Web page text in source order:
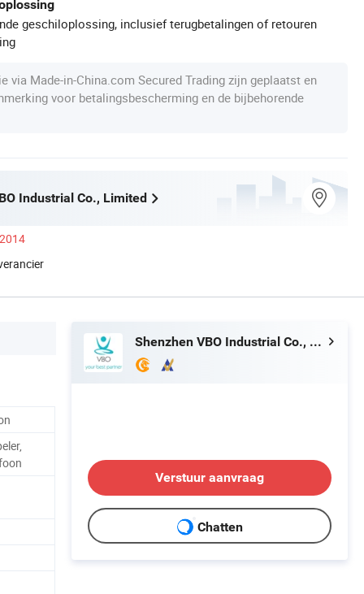
geschiloplossing, inclusief terugbetalingen of retouren
via Made-in-China.com Secured Trading zijn geplaatst en
voor betalingsbescherming en de bijbehorende
Industrial Co., Limited
Shenzhen VBO Industrial Co., Limited
Verstuur aanvraag
Chatten